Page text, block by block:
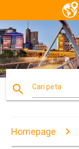
search Cari peta
Homepage